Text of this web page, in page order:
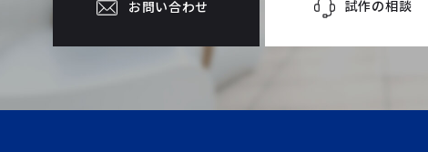
お問い合わせ 試作の相談